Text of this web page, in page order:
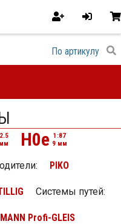
H0e 1:87
9 мм
PIKO
Системы путей:
Profi-GLEIS